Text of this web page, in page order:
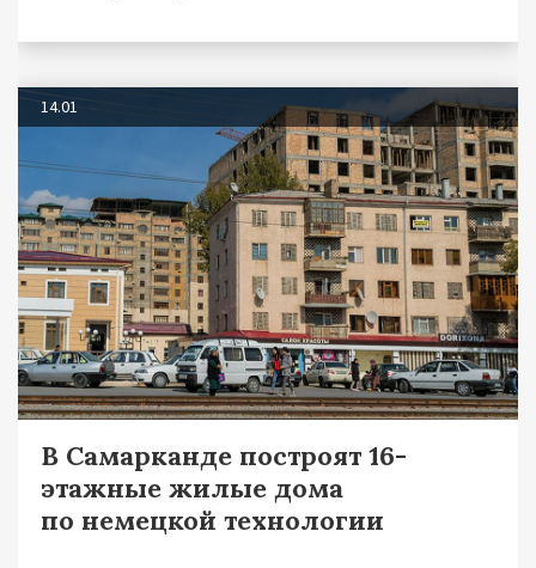
14.01
В Самарканде построят 16-
этажные жилые дома
по немецкой технологии